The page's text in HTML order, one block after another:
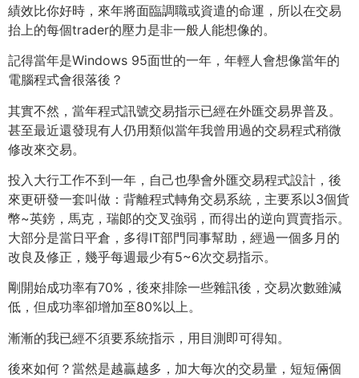
績效比你好時，來年將面臨調職或資遣的命運，所以在交易
抬上的每個trader的壓力是非一般人能想像的。
記得當年是Windows 95面世的一年，年輕人會想像當年的
電腦程式會很落後？
其實不然，當年程式訊號交易指示已經在外匯交易界普及。
甚至最近還發現有人仍用類似當年我曾用過的交易程式稍微
修改來交易。
投入大行工作不到一年，自己也學會外匯交易程式設計，後
來更研發一套叫做：背離程式轉角交易系統，主要系以3個貨
幣~英鎊，馬克，瑞郞的交叉強弱，而得出的逆向買賣指示。
大部分是當日平倉，多得IT部門同事幫助，經過一個多月的
改良及修正，幾乎每週最少有5~6次交易指示。
剛開始成功率有70%，後來排除一些雜訊後，交易次數雖減
低，但成功率卻增加至80%以上。
漸漸的我已經不須要系統指示，用目測即可得知。
後來如何？當然是越贏越多，加大每次的交易量，短短倆個